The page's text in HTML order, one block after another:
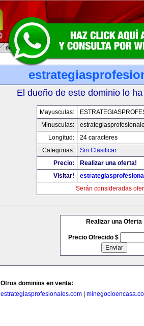
El dueño de este dominio lo
Mayusculas:
Minusculas:
Longitud:
24 caracteres
Categorias:
Sin Clasificar
Precio:
Realizar una oferta!
Visitar!
Serán consideradas
Realizar una Oferta
Precio Ofrecido $
Otros dominios en venta:
estrategiasprofesionales.com